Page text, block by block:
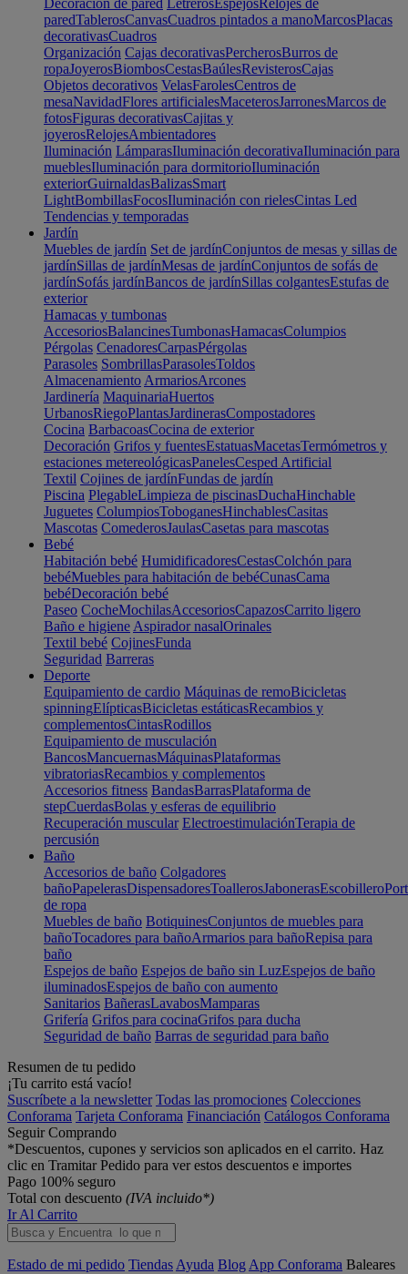
Decoración de pared LetrerosEspejosRelojes de
paredTablerosCanvasCuadros pintados a manoMarcosPlacas
decorativasCuadros
Organización Cajas decorativasPercherosBurros de
ropaJoyerosBiombosCestasBaúlesRevisterosCajas
Objetos decorativos VelasFarolesCentros de
mesaNavidadFlores artificialesMaceterosJarronesMarcos de
fotosFiguras decorativasCajitas y
joyerosRelojesAmbientadores
Iluminación LámparasIluminación decorativaIluminación para
mueblesIluminación para dormitorioIluminación
exteriorGuirnaldasBalizasSmart
LightBombillasFocosIluminación con rielesCintas Led
Tendencias y temporadas
Jardín
Muebles de jardín Set de jardínConjuntos de mesas y sillas de
jardínSillas de jardínMesas de jardínConjuntos de sofás de
jardínSofás jardínBancos de jardínSillas colgantesEstufas de
exterior
Hamacas y tumbonas
AccesoriosBalancinesTumbonasHamacasColumpios
Pérgolas CenadoresCarpasPérgolas
Parasoles SombrillasParasolesToldos
Almacenamiento ArmariosArcones
Jardinería MaquinariaHuertos
UrbanosRiegoPlantasJardinerasCompostadores
Cocina BarbacoasCocina de exterior
Decoración Grifos y fuentesEstatuasMacetasTermómetros y
estaciones metereológicasPanelesCesped Artificial
Textil Cojines de jardínFundas de jardín
Piscina PlegableLimpieza de piscinasDuchaHinchable
Juguetes ColumpiosToboganesHinchablesCasitas
Mascotas ComederosJaulasCasetas para mascotas
Bebé
Habitación bebé HumidificadoresCestasColchón para
bebéMuebles para habitación de bebéCunasCama
bebéDecoración bebé
Paseo CocheMochilasAccesoriosCapazosCarrito ligero
Baño e higiene Aspirador nasalOrinales
Textil bebé CojinesFunda
Seguridad Barreras
Deporte
Equipamiento de cardio Máquinas de remoBicicletas
spinningElípticasBicicletas estáticasRecambios y
complementosCintasRodillos
Equipamiento de musculación
BancosMancuernasMáquinasPlataformas
vibratoriasRecambios y complementos
Accesorios fitness BandasBarrasPlataforma de
stepCuerdasBolas y esferas de equilibrio
Recuperación muscular ElectroestimulaciónTerapia de
percusión
Baño
Accesorios de baño Colgadores
bañoPapelerasDispensadoresToallerosJabonerasEscobillero
de ropa
Muebles de baño BotiquinesConjuntos de muebles para
bañoTocadores para bañoArmarios para bañoRepisa para
baño
Espejos de baño Espejos de baño sin LuzEspejos de baño
iluminadosEspejos de baño con aumento
Sanitarios BañerasLavabosMamparas
Grifería Grifos para cocinaGrifos para ducha
Seguridad de baño Barras de seguridad para baño
Resumen de tu pedido
¡Tu carrito está vacío!
Suscríbete a la newsletter Todas las promociones Colecciones
Conforama Tarjeta Conforama Financiación Catálogos Conforama
Seguir Comprando
*Descuentos, cupones y servicios son aplicados en el carrito. Haz
clic en Tramitar Pedido para ver estos descuentos e importes
Pago 100% seguro
Total con descuento (IVA incluido*)
Ir Al Carrito
Estado de mi pedido Tiendas Ayuda Blog App Conforama Baleares